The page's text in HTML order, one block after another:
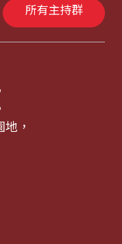
所有主持群
，